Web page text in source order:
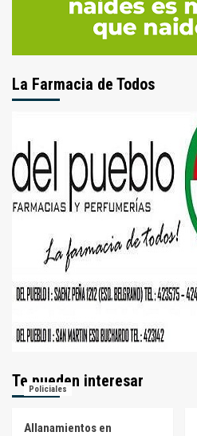
La Farmacia de Todos
Te pueden interesar
Policiales
Allanamientos en